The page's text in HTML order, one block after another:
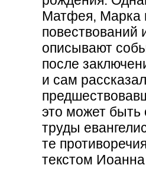
Матфея, Марка
повествований
описывают
после
и сам
это может быть
труды
те
текстом